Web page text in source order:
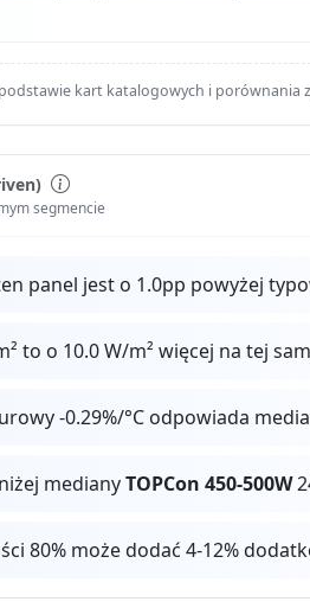
kart katalogowych i
segmencie
panel jest o 1.0pp powyżej
to o 10.0 W/m² więcej na tej
-0.29%/°C odpowiada
medianyTOPCon 450-500W
80% może dodać 4-12%